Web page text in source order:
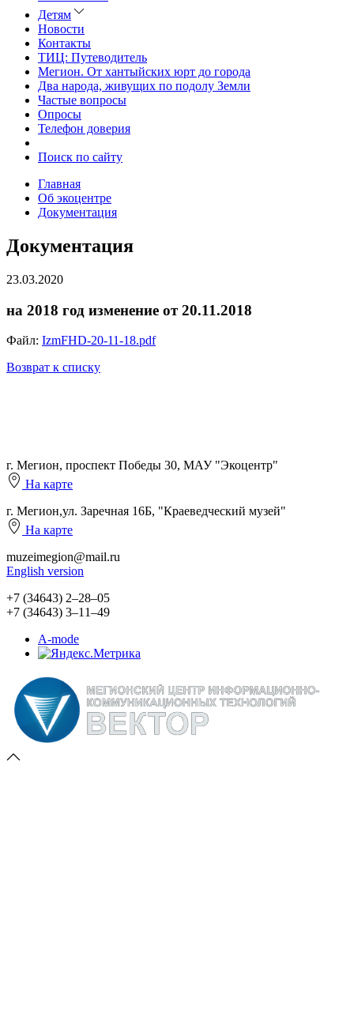
Детям
Новости
Контакты
ТИЦ: Путеводитель
Мегион. От хантыйских юрт до города
Два народа, живущих по подолу Земли
Частые вопросы
Опросы
Телефон доверия
Поиск по сайту
Главная
Об экоцентре
Документация
Документация
23.03.2020
на 2018 год изменение от 20.11.2018
Файл: IzmFHD-20-11-18.pdf
Возврат к списку
г. Мегион, проспект Победы 30, МАУ "Экоцентр"
На карте
г. Мегион,ул. Заречная 16Б, "Краеведческий музей"
На карте
muzeimegion@mail.ru
English version
+7 (34643) 2‒28‒05
+7 (34643) 3‒11‒49
A-mode